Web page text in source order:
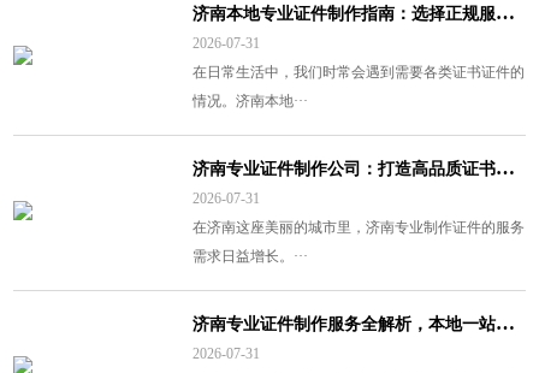
济
南本地专业证件制作指南：选择正规服务保障权益
2026-07-31
在日常生活中，我们时常会遇到需要各类证书证件的
情况。济南本地···
济
南专业证件制作公司：打造高品质证书印刷服务
2026-07-31
在济南这座美丽的城市里，济南专业制作证件的服务
需求日益增长。···
济
南专业证件制作服务全解析，本地一站式证书办理指南
2026-07-31